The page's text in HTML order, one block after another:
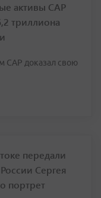
активы САР
триллиона
САР доказал свою
передали
Сергея
портрет